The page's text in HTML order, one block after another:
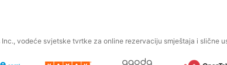
vodeće svjetske tvrtke za online rezervaciju smještaja i slične